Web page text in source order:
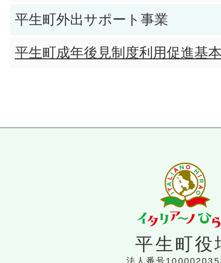
平生町外出サポート事業
平生町成年後見制度利用促進基
平生町役
法人番号